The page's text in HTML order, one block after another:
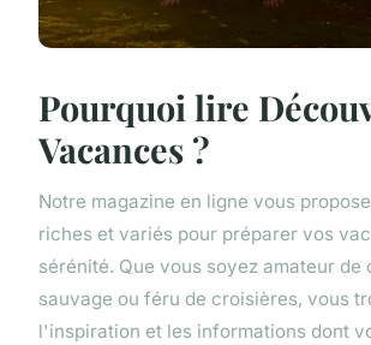
Pourquoi lire
Vacances ?
Notre magazine en ligne vous
riches et variés pour préparer vos
sérénité. Que vous soyez amateur de
sauvage ou féru de croisières, vous
l'inspiration et les informations dont